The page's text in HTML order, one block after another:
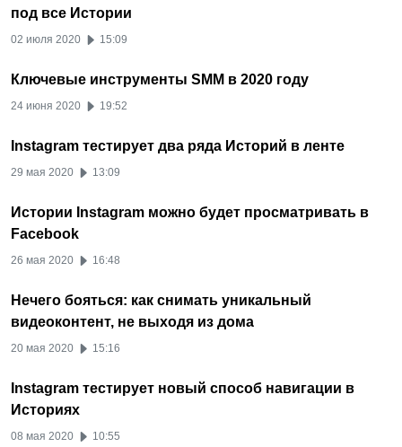
под все Истории
02 июля 2020 15:09
Ключевые инструменты SMM в 2020 году
24 июня 2020 19:52
Instagram тестирует два ряда Историй в ленте
29 мая 2020 13:09
Истории Instagram можно будет просматривать в
Facebook
26 мая 2020 16:48
Нечего бояться: как снимать уникальный
видеоконтент, не выходя из дома
20 мая 2020 15:16
Instagram тестирует новый способ навигации в
Историях
08 мая 2020 10:55